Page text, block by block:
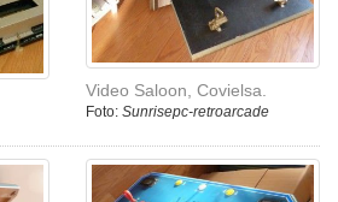
Video Saloon, Covielsa.
Foto: Sunrisepc-retroarcade